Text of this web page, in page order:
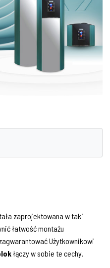
zaprojektowana w taki
łatwość montażu
Użytkownikowi
łączy w sobie te cechy.